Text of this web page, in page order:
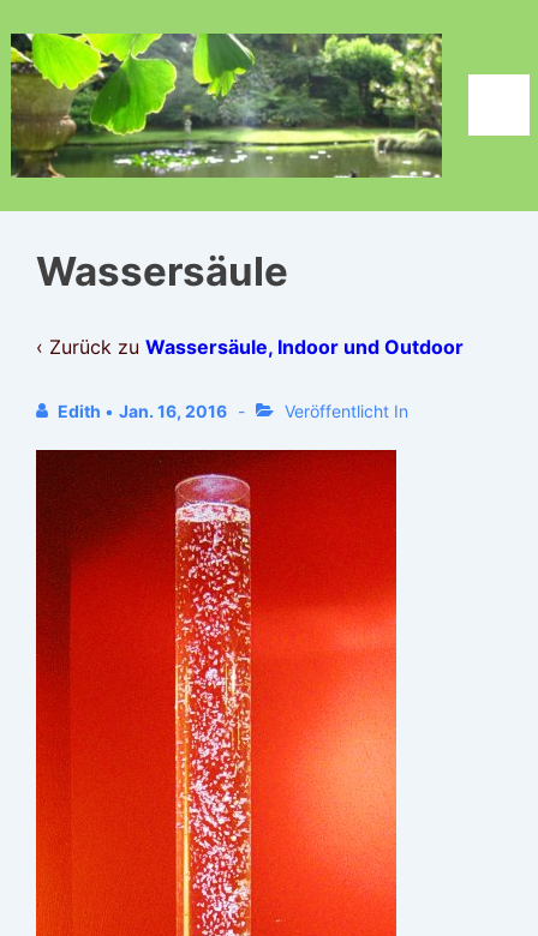
Zum
Inhalt
Wassersäule
‹ Zurück zu Wassersäule, Indoor und Outdoor
Edith • Jan. 16, 2016 Veröffentlicht In